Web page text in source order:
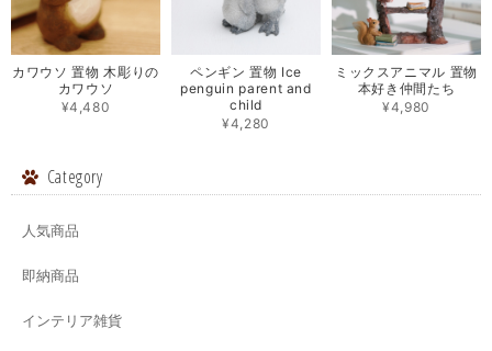
カワウソ 置物 木彫りの
カワウソ
¥4,480
ペンギン 置物 Ice
penguin parent and
child
¥4,280
ミックスアニマル 置物
本好き仲間たち
¥4,980
Category
人気商品
即納商品
インテリア雑貨